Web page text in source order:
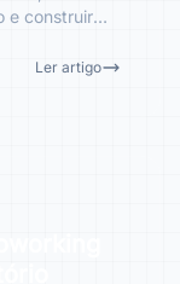
e construir
Ler artigo